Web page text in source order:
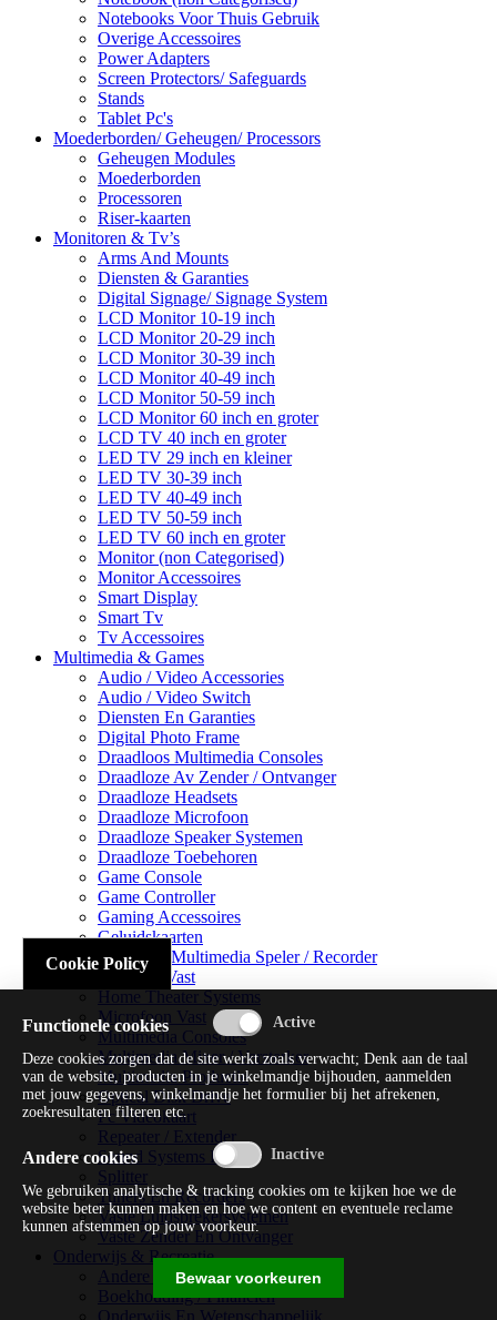
Notebooks Voor Thuis Gebruik
Overige Accessoires
Power Adapters
Screen Protectors/ Safeguards
Stands
Tablet Pc's
Moederborden/ Geheugen/ Processors
Geheugen Modules
Moederborden
Processoren
Riser-kaarten
Monitoren & Tv’s
Arms And Mounts
Diensten & Garanties
Digital Signage/ Signage System
LCD Monitor 10-19 inch
LCD Monitor 20-29 inch
LCD Monitor 30-39 inch
LCD Monitor 40-49 inch
LCD Monitor 50-59 inch
LCD Monitor 60 inch en groter
LCD TV 40 inch en groter
LED TV 29 inch en kleiner
LED TV 30-39 inch
LED TV 40-49 inch
LED TV 50-59 inch
LED TV 60 inch en groter
Monitor (non Categorised)
Monitor Accessoires
Smart Display
Smart Tv
Tv Accessoires
Multimedia & Games
Audio / Video Accessories
Audio / Video Switch
Diensten En Garanties
Digital Photo Frame
Draadloos Multimedia Consoles
Draadloze Av Zender / Ontvanger
Draadloze Headsets
Draadloze Microfoon
Draadloze Speaker Systemen
Draadloze Toebehoren
Game Console
Game Controller
Gaming Accessoires
Geluidskaarten
Handheld Multimedia Speler / Recorder
Headsets Vast
Home Theater Systems
Microfoon Vast
Multimedia Consoles
Multimedia Mixer / Versterker
Multimedia Productie
Optical Disk Drive
Pc Videokaart
Repeater / Extender
Sound Systems Hi-fi
Splitter
Tuners En Recorders
Vaste Luidsprekersystemen
Vaste Zender En Ontvanger
Onderwijs & Recreatie
Andere Beveiligingssoftware
Boekhouding / Financiën
Cookie Policy
Functionele cookies
Deze cookies zorgen dat de site werkt zoals verwacht; Denk aan de taal
van de website, producten in je winkelmandje bijhouden, aanmelden
met jouw gegevens, winkelmandje het formulier bij het afrekenen,
zoekresultaten filteren etc.
Andere cookies
We gebruiken analytische & tracking cookies om te kijken hoe we de
website beter kunnen maken en hoe we content en eventuele reclame
kunnen afstemmen op jouw voorkeur.
Bewaar voorkeuren